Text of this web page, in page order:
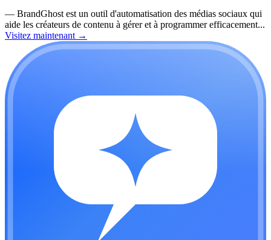
— BrandGhost est un outil d'automatisation des médias sociaux qui
aide les créateurs de contenu à gérer et à programmer efficacement...
Visitez maintenant →